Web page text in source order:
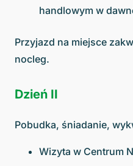
handlowym w
Przyjazd na miejsce
nocleg.
Dzień II
Pobudka, śniadanie,
Wizyta w Centrum